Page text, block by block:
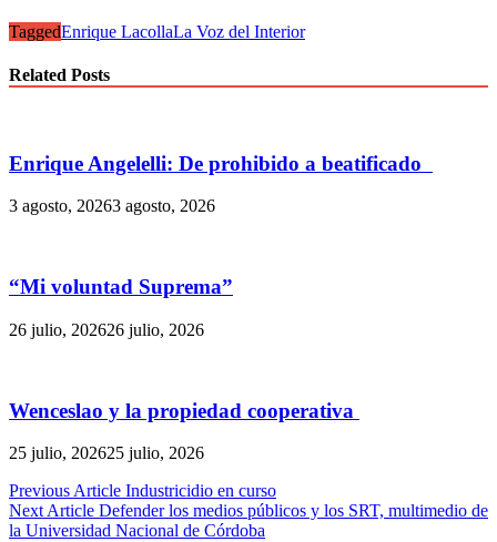
TaggedEnrique LacollaLa Voz del Interior
Related Posts
Enrique Angelelli: De prohibido a beatificado
3 agosto, 20263 agosto, 2026
“Mi voluntad Suprema”
26 julio, 202626 julio, 2026
Wenceslao y la propiedad cooperativa
25 julio, 202625 julio, 2026
Navegación
de
Previous Article Industricidio en curso
Next Article Defender los medios públicos y los SRT, multimedio de
la Universidad Nacional de Córdoba